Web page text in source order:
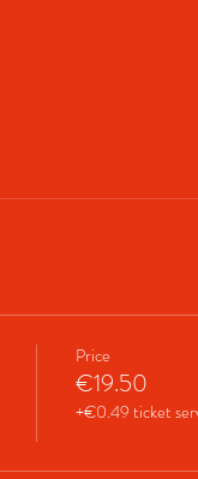
Price
€19.50
+€0.49 ticket